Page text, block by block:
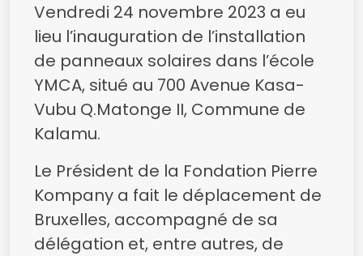
Vendredi 24 novembre 2023 a eu
lieu l’inauguration de l’installation
de panneaux solaires dans l’école
YMCA, situé au 700 Avenue Kasa-
Vubu Q.Matonge II, Commune de
Kalamu.
Le Président de la Fondation Pierre
Kompany a fait le déplacement de
Bruxelles, accompagné de sa
délégation et, entre autres, de